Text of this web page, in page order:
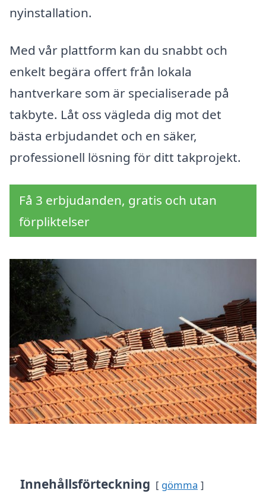
nyinstallation.
Med vår plattform kan du snabbt och
enkelt begära offert från lokala
hantverkare som är specialiserade på
takbyte. Låt oss vägleda dig mot det
bästa erbjudandet och en säker,
professionell lösning för ditt takprojekt.
Få 3 erbjudanden, gratis och utan
förpliktelser
Innehållsförteckning gömma